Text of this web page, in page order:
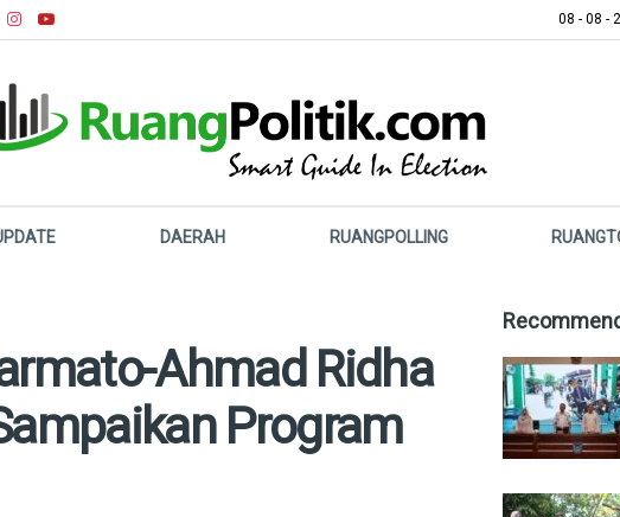
08 - 08 -
DAERAH RUANGPOLLING
Ahmad Ridha
Program